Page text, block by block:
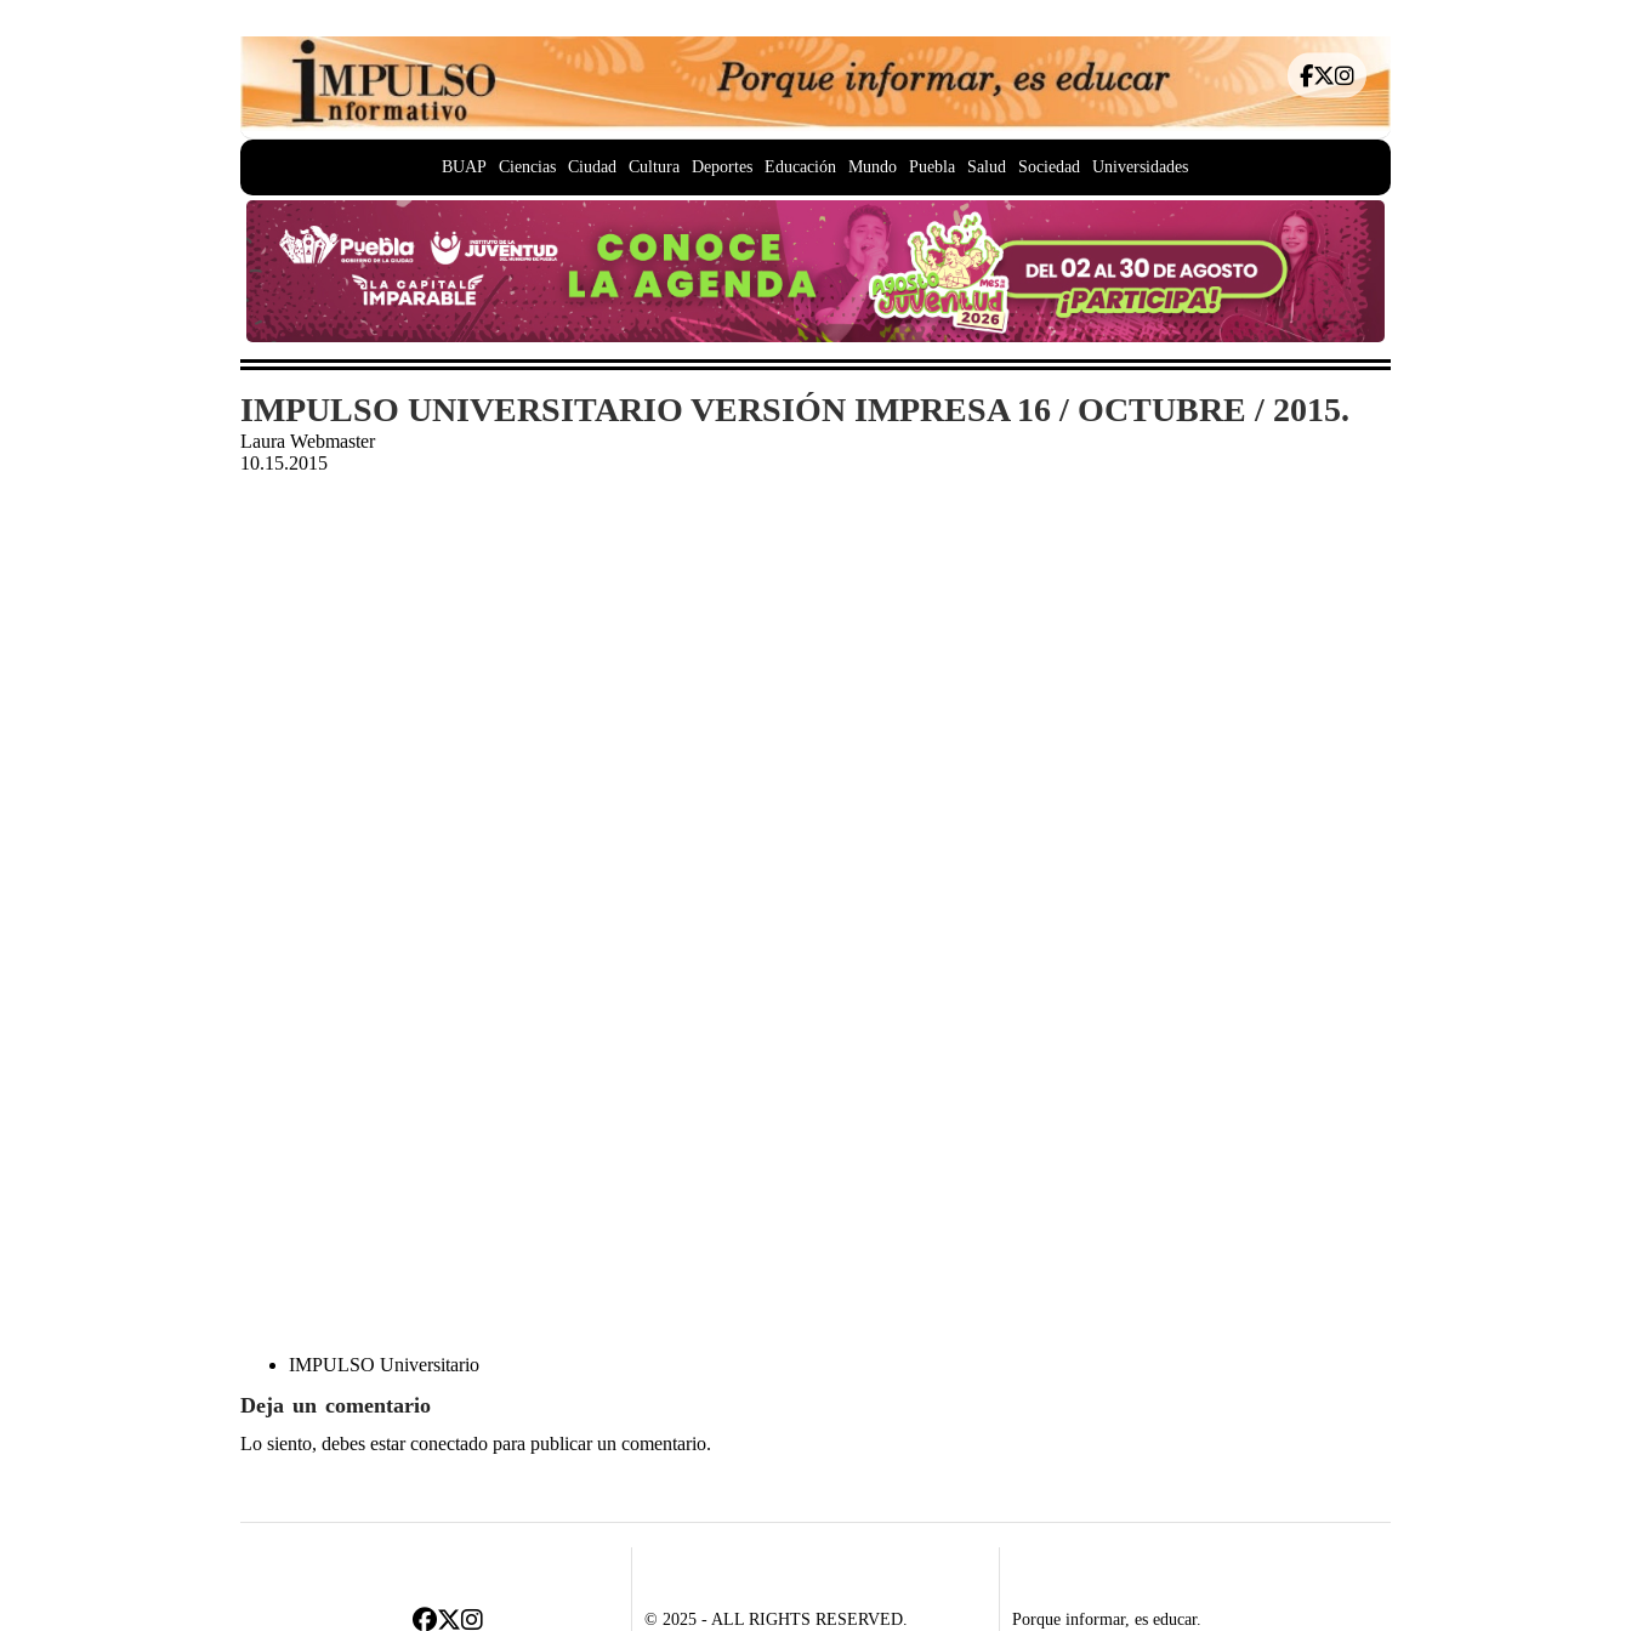
BUAP Ciencias Ciudad Cultura Deportes Educación Mundo Puebla Salud Sociedad Universidades
IMPULSO UNIVERSITARIO VERSIÓN IMPRESA 16 / OCTUBRE / 2015.
Laura Webmaster
10.15.2015
IMPULSO Universitario
Deja un comentario
Lo siento, debes estarconectado para publicar un comentario.
© 2025 - ALL RIGHTS RESERVED. Porque informar, es educar.